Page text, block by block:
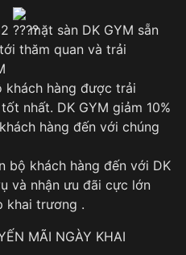
mặt sàn DK GYM sẵn
thăm quan và trải
khách hàng được trải
nhất. DK GYM giảm 10%
hàng đến với chúng
bộ khách hàng đến với DK
và nhận ưu đãi cực lớn
khai trương .
MÃI NGÀY KHAI